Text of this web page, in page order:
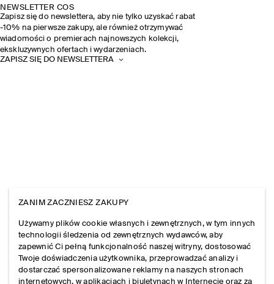
NEWSLETTER COS
Zapisz się do newslettera, aby nie tylko uzyskać rabat
-10% na pierwsze zakupy, ale również otrzymywać
wiadomości o premierach najnowszych kolekcji,
ekskluzywnych ofertach i wydarzeniach.
ZAPISZ SIĘ DO NEWSLETTERA
ZANIM ZACZNIESZ ZAKUPY
Używamy plików cookie własnych i zewnętrznych, w tym innych
technologii śledzenia od zewnętrznych wydawców, aby
zapewnić Ci pełną funkcjonalność naszej witryny, dostosować
Twoje doświadczenia użytkownika, przeprowadzać analizy i
dostarczać spersonalizowane reklamy na naszych stronach
internetowych, w aplikacjach i biuletynach w Internecie oraz za